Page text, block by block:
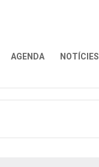
AGENDA NOTÍCIES